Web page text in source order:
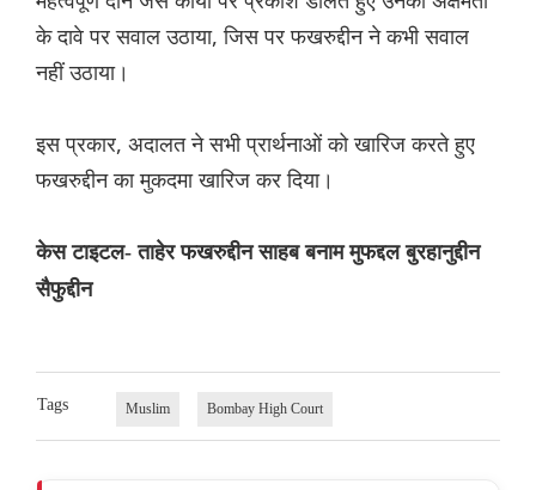
के दावे पर सवाल उठाया, जिस पर फखरुद्दीन ने कभी सवाल
नहीं उठाया।
इस प्रकार, अदालत ने सभी प्रार्थनाओं को खारिज करते हुए
फखरुद्दीन का मुकदमा खारिज कर दिया।
केस टाइटल- ताहेर फखरुद्दीन साहब बनाम मुफद्दल बुरहानुद्दीन
सैफुद्दीन
Tags Muslim Bombay High Court